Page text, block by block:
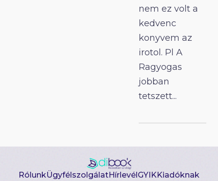
nem ez volt a
kedvenc
konyvem az
irotol. Pl A
Ragyogas
jobban
tetszett...
RólunkÜgyfélszolgálatHírlevélGYIKKiadóknak